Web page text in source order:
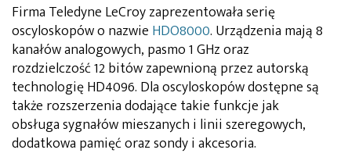
Firma Teledyne LeCroy zaprezentowała serię
oscyloskopów o nazwie HDO8000. Urządzenia mają 8
kanałów analogowych, pasmo 1 GHz oraz
rozdzielczość 12 bitów zapewnioną przez autorską
technologię HD4096. Dla oscyloskopów dostępne są
także rozszerzenia dodające takie funkcje jak
obsługa sygnałów mieszanych i linii szeregowych,
dodatkowa pamięć oraz sondy i akcesoria.